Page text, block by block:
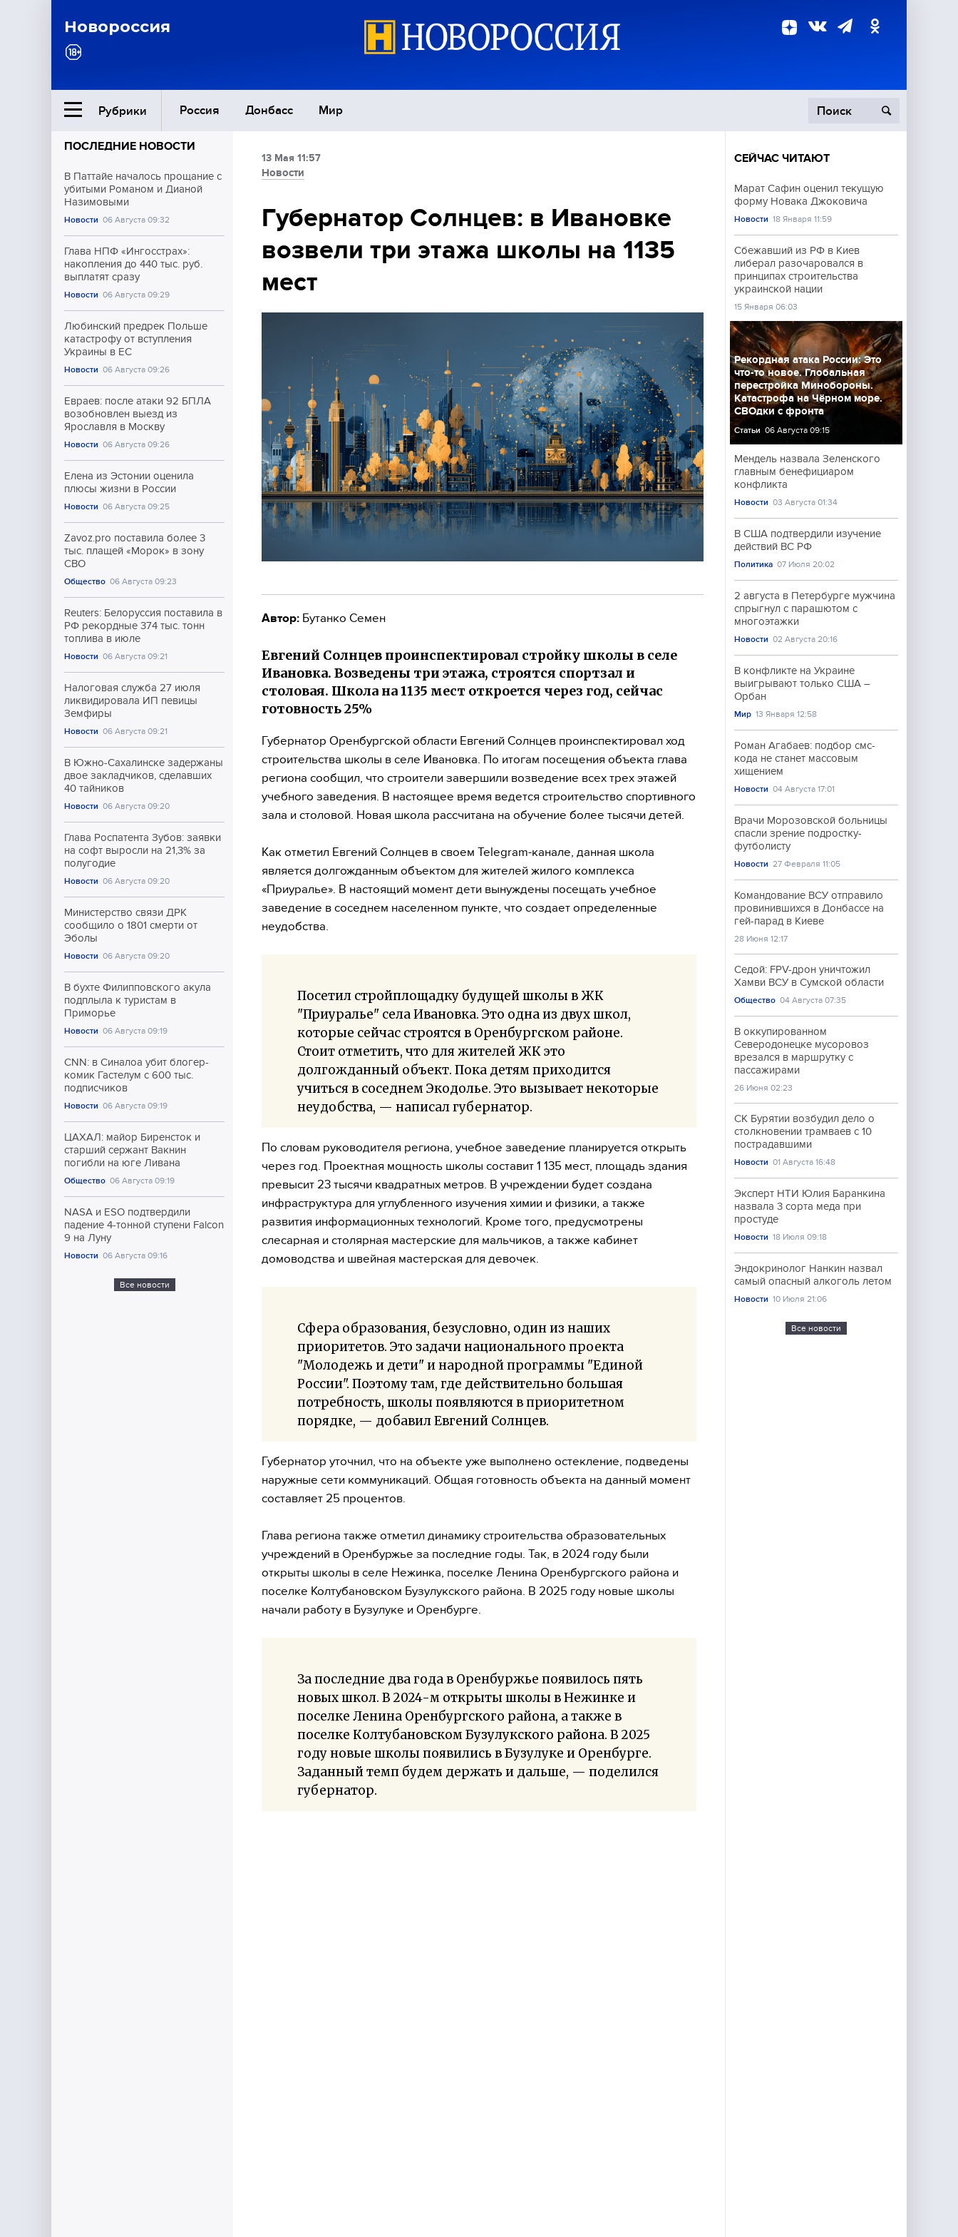
Новороссия
Рубрики Россия Донбасс Мир
Ближний Восток
Общество
Экономика
Происшествия
Культура
Спорт
ПОСЛЕДНИЕ НОВОСТИ
В Паттайе началось прощание с
убитыми Романом и Дианой
Назимовыми
Новости 06 Августа 09:32
Глава НПФ «Ингосстрах»:
накопления до 440 тыс. руб.
выплатят сразу
Новости 06 Августа 09:29
Любинский предрек Польше
катастрофу от вступления
Украины в ЕС
Новости 06 Августа 09:26
Евраев: после атаки 92 БПЛА
возобновлен выезд из
Ярославля в Москву
Новости 06 Августа 09:26
Елена из Эстонии оценила
плюсы жизни в России
Новости 06 Августа 09:25
Zavoz.pro поставила более 3
тыс. плащей «Морок» в зону
СВО
Общество 06 Августа 09:23
Reuters: Белоруссия поставила в
РФ рекордные 374 тыс. тонн
топлива в июле
Новости 06 Августа 09:21
Налоговая служба 27 июля
ликвидировала ИП певицы
Земфиры
Новости 06 Августа 09:21
В Южно-Сахалинске задержаны
двое закладчиков, сделавших
40 тайников
Новости 06 Августа 09:20
Глава Роспатента Зубов: заявки
на софт выросли на 21,3% за
полугодие
Новости 06 Августа 09:20
Министерство связи ДРК
сообщило о 1801 смерти от
Эболы
Новости 06 Августа 09:20
В бухте Филипповского акула
подплыла к туристам в
Приморье
Новости 06 Августа 09:19
CNN: в Синалоа убит блогер-
комик Гастелум с 600 тыс.
подписчиков
Новости 06 Августа 09:19
ЦАХАЛ: майор Биренсток и
старший сержант Вакнин
погибли на юге Ливана
Общество 06 Августа 09:19
NASA и ESO подтвердили
падение 4-тонной ступени Falcon
9 на Луну
Новости 06 Августа 09:16
Все новости
13 Мая 11:57
Новости
Губернатор Солнцев: в Ивановке
возвели три этажа школы на 1135
мест
Автор: Бутанко Семен
Евгений Солнцев проинспектировал стройку школы в селе
Ивановка. Возведены три этажа, строятся спортзал и
столовая. Школа на 1135 мест откроется через год, сейчас
готовность 25%
Губернатор Оренбургской области Евгений Солнцев проинспектировал ход
строительства школы в селе Ивановка. По итогам посещения объекта глава
региона сообщил, что строители завершили возведение всех трех этажей
учебного заведения. В настоящее время ведется строительство спортивного
зала и столовой. Новая школа рассчитана на обучение более тысячи детей.
Как отметил Евгений Солнцев в своем Telegram-канале, данная школа
является долгожданным объектом для жителей жилого комплекса
«Приуралье». В настоящий момент дети вынуждены посещать учебное
заведение в соседнем населенном пункте, что создает определенные
неудобства.
Посетил стройплощадку будущей школы в ЖК
"Приуралье" села Ивановка. Это одна из двух школ,
которые сейчас строятся в Оренбургском районе.
Стоит отметить, что для жителей ЖК это
долгожданный объект. Пока детям приходится
учиться в соседнем Экодолье. Это вызывает некоторые
неудобства, — написал губернатор.
По словам руководителя региона, учебное заведение планируется открыть
через год. Проектная мощность школы составит 1 135 мест, площадь здания
превысит 23 тысячи квадратных метров. В учреждении будет создана
инфраструктура для углубленного изучения химии и физики, а также
развития информационных технологий. Кроме того, предусмотрены
слесарная и столярная мастерские для мальчиков, а также кабинет
домоводства и швейная мастерская для девочек.
Сфера образования, безусловно, один из наших
приоритетов. Это задачи национального проекта
"Молодежь и дети" и народной программы "Единой
России". Поэтому там, где действительно большая
потребность, школы появляются в приоритетном
порядке, — добавил Евгений Солнцев.
Губернатор уточнил, что на объекте уже выполнено остекление, подведены
наружные сети коммуникаций. Общая готовность объекта на данный момент
составляет 25 процентов.
Глава региона также отметил динамику строительства образовательных
учреждений в Оренбуржье за последние годы. Так, в 2024 году были
открыты школы в селе Нежинка, поселке Ленина Оренбургского района и
поселке Колтубановском Бузулукского района. В 2025 году новые школы
начали работу в Бузулуке и Оренбурге.
За последние два года в Оренбуржье появилось пять
новых школ. В 2024-м открыты школы в Нежинке и
поселке Ленина Оренбургского района, а также в
поселке Колтубановском Бузулукского района. В 2025
году новые школы появились в Бузулуке и Оренбурге.
Заданный темп будем держать и дальше, — поделился
губернатор.
СЕЙЧАС ЧИТАЮТ
Марат Сафин оценил текущую
форму Новака Джоковича
Новости 18 Января 11:59
Сбежавший из РФ в Киев
либерал разочаровался в
принципах строительства
украинской нации
15 Января 06:03
Рекордная атака России: Это
что-то новое. Глобальная
перестройка Минобороны.
Катастрофа на Чёрном море.
СВОдки с фронта
Статьи 06 Августа 09:15
Мендель назвала Зеленского
главным бенефициаром
конфликта
Новости 03 Августа 01:34
В США подтвердили изучение
действий ВС РФ
Политика 07 Июля 20:02
2 августа в Петербурге мужчина
спрыгнул с парашютом с
многоэтажки
Новости 02 Августа 20:16
В конфликте на Украине
выигрывают только США –
Орбан
Мир 13 Января 12:58
Роман Агабаев: подбор смс-
кода не станет массовым
хищением
Новости 04 Августа 17:01
Врачи Морозовской больницы
спасли зрение подростку-
футболисту
Новости 27 Февраля 11:05
Командование ВСУ отправило
провинившихся в Донбассе на
гей-парад в Киеве
28 Июня 12:17
Седой: FPV-дрон уничтожил
Хамви ВСУ в Сумской области
Общество 04 Августа 07:35
В оккупированном
Северодонецке мусоровоз
врезался в маршрутку с
пассажирами
26 Июня 02:23
СК Бурятии возбудил дело о
столкновении трамваев с 10
пострадавшими
Новости 01 Августа 16:48
Эксперт НТИ Юлия Баранкина
назвала 3 сорта меда при
простуде
Новости 18 Июля 09:18
Эндокринолог Нанкин назвал
самый опасный алкоголь летом
Новости 10 Июля 21:06
Все новости